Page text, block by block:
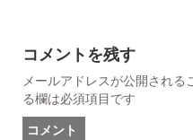
コメントを残す
メールアドレスが公開される
る欄は必須項目です
コメント